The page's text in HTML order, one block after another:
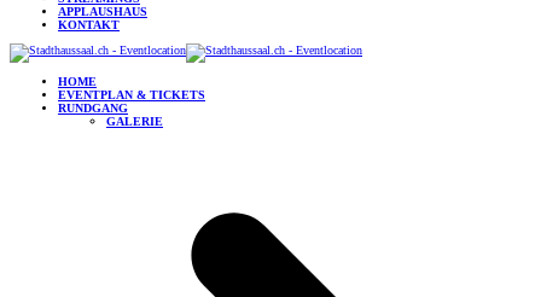
APPLAUSHAUS
KONTAKT
HOME
EVENTPLAN & TICKETS
RUNDGANG
GALERIE